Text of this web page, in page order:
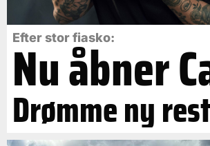
Efter stor fiasko:
Nu åbner
Drømme ny